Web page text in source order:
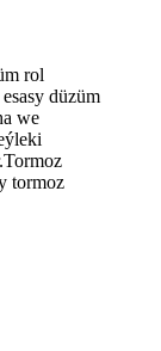
rol
düzüm
we
tormoz